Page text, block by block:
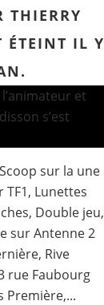
THIERRY
ÉTEINT IL Y
sur la une
TF1, Lunettes
Double jeu,
sur Antenne 2
Rive
rue Faubourg
Première,...